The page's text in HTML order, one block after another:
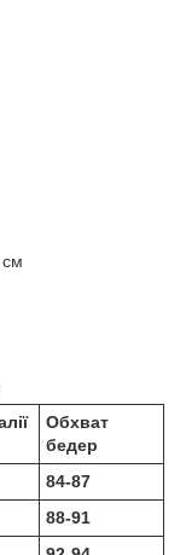
см
Обхват
бедер
84-87
88-91